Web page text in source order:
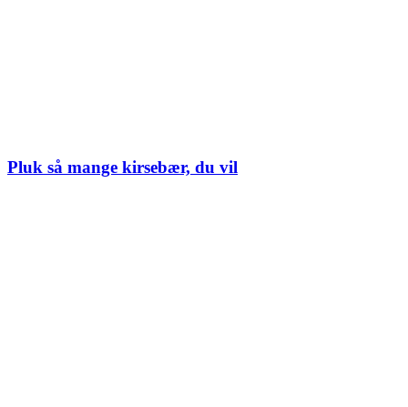
Pluk så mange kirsebær, du vil